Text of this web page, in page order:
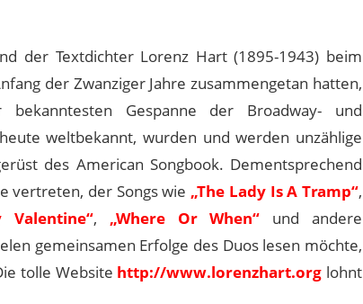
der Textdichter Lorenz Hart (1895-1943) beim
der Zwanziger Jahre zusammengetan hatten,
Gespanne der Broadway- und
weltbekannt, wurden und werden unzählige
des American Songbook. Dementsprechend
vertreten, der Songs wie „The Lady Is A Tramp“,
Valentine“, „Where Or When“ und andere
gemeinsamen Erfolge des Duos lesen möchte,
tolle Website http://www.lorenzhart.org lohnt